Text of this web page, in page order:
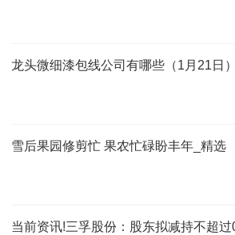
龙头微细漆包线公司有哪些（1月21日
雪后果园修剪忙 果农忙碌盼丰年_精选
当前资讯!三孚股份：股东拟减持不超